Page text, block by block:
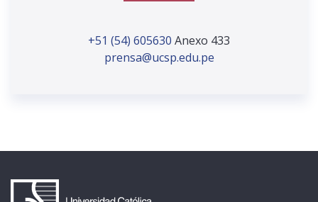
+51 (54) 605630 Anexo 433
prensa@ucsp.edu.pe